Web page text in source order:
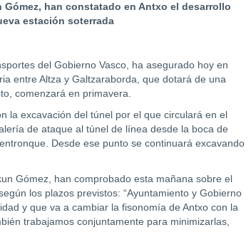
han constatado en Antxo el desarrollo
estación soterrada
del Gobierno Vasco, ha asegurado hoy en
entre Altza y Galtzaraborda, que dotará de una
comenzará en primavera.
la excavación del túnel por el que circulará en el
de ataque al túnel de línea desde la boca de
Desde ese punto se continuará excavando
Gómez, han comprobado esta mañana sobre el
los plazos previstos: “Ayuntamiento y Gobierno
y que va a cambiar la fisonomía de Antxo con la
trabajamos conjuntamente para minimizarlas,